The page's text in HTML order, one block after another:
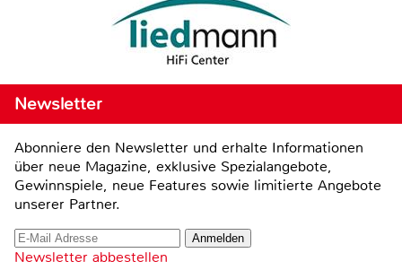
Newsletter
Abonniere den Newsletter und erhalte Informationen
über neue Magazine, exklusive Spezialangebote,
Gewinnspiele, neue Features sowie limitierte Angebote
unserer Partner.
Newsletter abbestellen